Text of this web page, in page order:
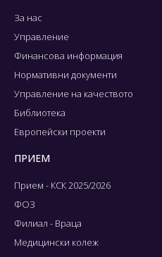
За нас
Управление
Финансова информация
Нормативни документи
Управление на качеството
Библиотека
Европейски проекти
ПРИЕМ
Прием - КСК 2025/2026
ФОЗ
Филиал - Враца
Медицински колеж